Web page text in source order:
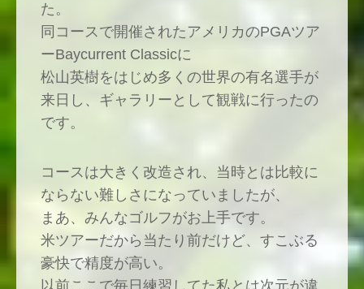
た。
同コースで開催されたアメリカのPGAツア
ーBaycurrent Classicに
松山英樹をはじめ多くの世界の有名選手が
来日し、ギャラリーとして観戦に行ったの
です。
コースは大きく改造され、当時とは比較に
ならない難しさになっていましたが、
まあ、みんなゴルフがお上手です。
米ツアーだから当たり前だけど、すこぶる
豪快で精度が高い。
以前ここで毎日練習してた私とは次元が違